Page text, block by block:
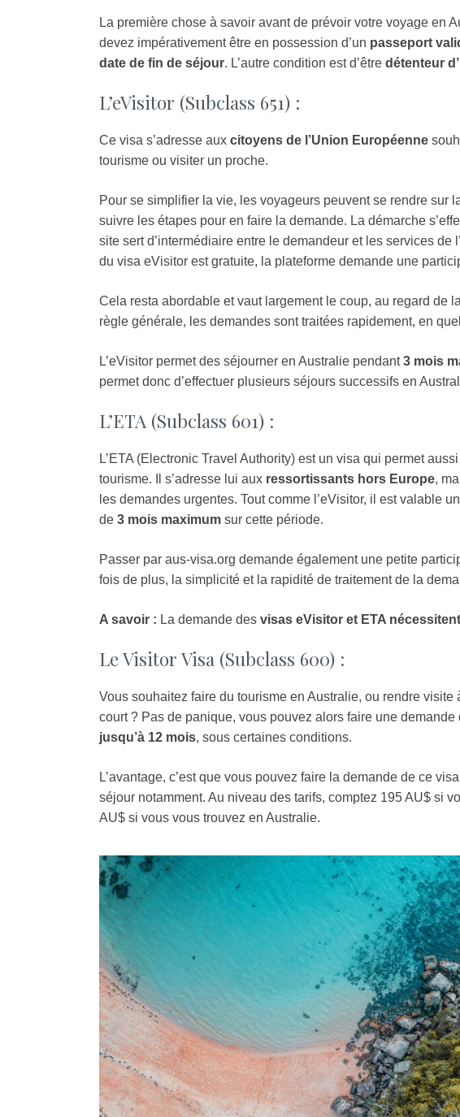
La première chose à savoir avant de prévoir votre voyage en
devez impérativement être en possession d’un passeport
date de fin de séjour. L’autre condition est d’être détenteur
L’eVisitor (Subclass 651) :
Ce visa s’adresse aux citoyens de l’Union Européenne
tourisme ou visiter un proche.
Pour se simplifier la vie, les voyageurs peuvent se rendre sur
suivre les étapes pour en faire la demande. La démarche
site sert d’intermédiaire entre le demandeur et les services
du visa eVisitor est gratuite, la plateforme demande une
Cela resta abordable et vaut largement le coup, au regard de
règle générale, les demandes sont traitées rapidement, en
L’eVisitor permet des séjourner en Australie pendant3 mois
permet donc d’effectuer plusieurs séjours successifs en
L’ETA (Subclass 601) :
L’ETA (Electronic Travel Authority) est un visa qui permet
tourisme. Il s’adresse lui aux ressortissants hors Europe,
les demandes urgentes. Tout comme l’eVisitor, il est valable
de 3 mois maximum sur cette période.
Passer par aus-visa.org demande également une petite
fois de plus, la simplicité et la rapidité de traitement de la
A savoir : La demande des visas eVisitor et ETA
Le Visitor Visa (Subclass 600) :
Vous souhaitez faire du tourisme en Australie, ou rendre
court ? Pas de panique, vous pouvez alors faire une
jusqu’à 12 mois, sous certaines conditions.
L’avantage, c’est que vous pouvez faire la demande de ce
séjour notamment. Au niveau des tarifs, comptez 195 AU$ si
AU$ si vous vous trouvez en Australie.